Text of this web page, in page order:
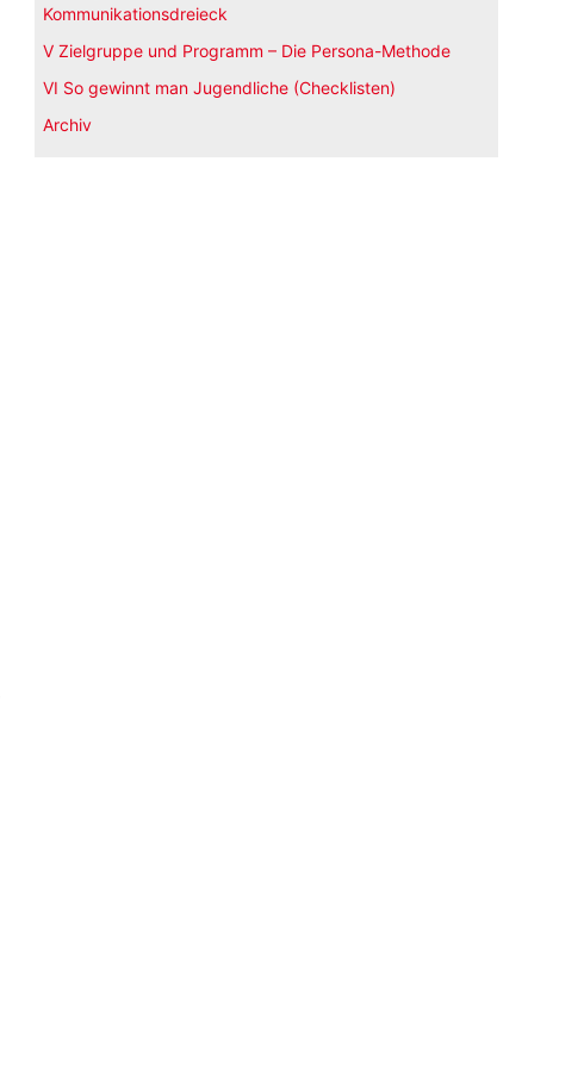
Kommunikationsdreieck
V Zielgruppe und Programm – Die Persona-Methode
VI So gewinnt man Jugendliche (Checklisten)
Archiv